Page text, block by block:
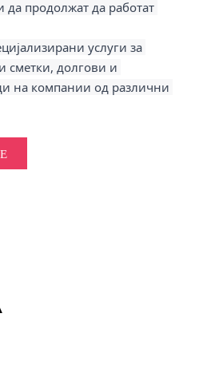
да продолжат да работат
услуги за
сметки, долгови и
на компании од различни